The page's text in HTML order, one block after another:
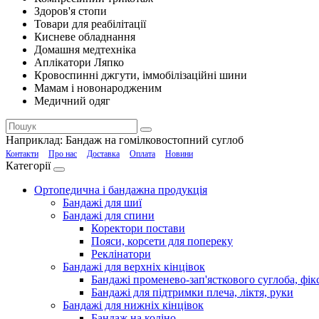
Здоров'я стопи
Товари для реабілітації
Кисневе обладнання
Домашня медтехніка
Аплікатори Ляпко
Кровоспинні джгути, іммобілізаційні шини
Мамам і новонародженим
Медичний одяг
Наприклад: Бандаж на гомілковостопний суглоб
Контакти Про нас Доставка Оплата Новини
Категорії
Ортопедична і бандажна продукція
Бандажі для шиї
Бандажі для спини
Коректори постави
Пояси, корсети для попереку
Реклінатори
Бандажі для верхніх кінцівок
Бандажі променево-зап'ясткового суглоба,
Бандажі для підтримки плеча, ліктя, руки
Бандажі для нижніх кінцівок